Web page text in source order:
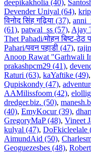
deepikakholia (40),
Devender Uniyal (64),
विनोद सिंह गढ़िया (37),
(61), patwal_ss (57), Ajay
Thet Pahadi/मोहन बिष्ट-ठेठ
Pahari/पवन पहाडी (47),
Anoop Rawat "Garhwali
prakashpcm29 (41),
Raturi (63), kaYaftike (49),
Qupiskondy (47),
AAMilissfoom (42),
dredger.biz. (50),
(40), EmyKocur (39),
GregoryMaP (48), Vineet
kulyal (47), DoFkicleelale
AimundAid (50),
Geoguezesbes (48),